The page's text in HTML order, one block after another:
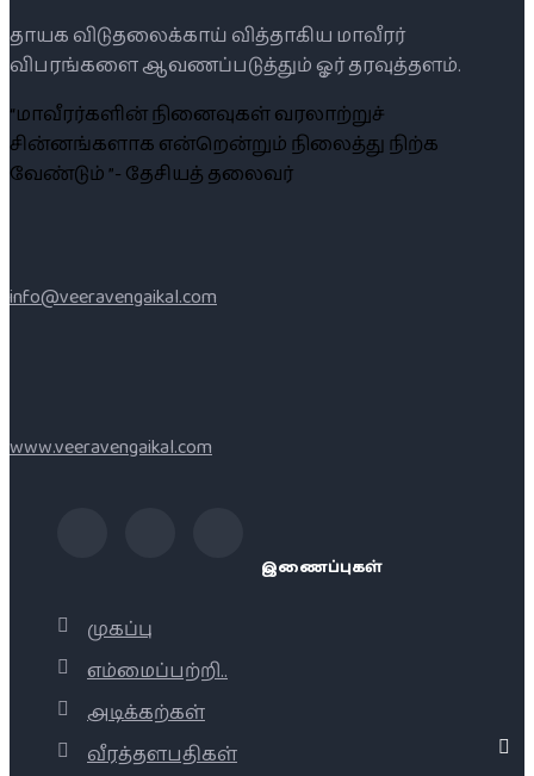
தாயக விடுதலைக்காய் வித்தாகிய மாவீரர்
விபரங்களை ஆவணப்படுத்தும் ஓர் தரவுத்தளம்.
“மாவீரர்களின் நினைவுகள் வரலாற்றுச்
சின்னங்களாக என்றென்றும் நிலைத்து நிற்க
வேண்டும் ”- தேசியத் தலைவர்
info@veeravengaikal.com
www.veeravengaikal.com
இணைப்புகள்
முகப்பு
எம்மைப்பற்றி..
அடிக்கற்கள்
வீரத்தளபதிகள்